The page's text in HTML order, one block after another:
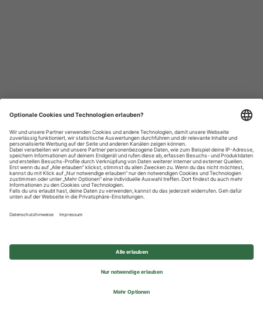
Datenschutzhinweise
Impressum
Privatsphäre-Einstellungen
© 2026 REWE Group - All rights reserved